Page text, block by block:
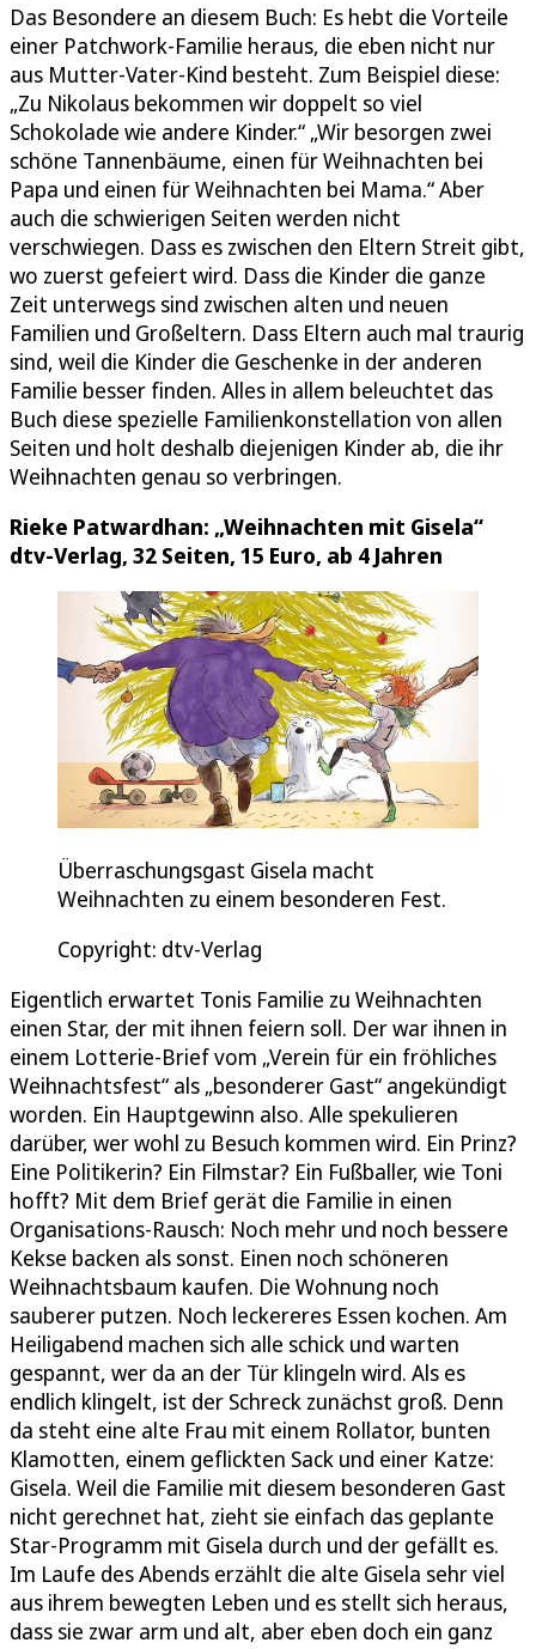
Das Besondere an diesem Buch: Es hebt die Vorteile
einer Patchwork-Familie heraus, die eben nicht nur
aus Mutter-Vater-Kind besteht. Zum Beispiel diese:
„Zu Nikolaus bekommen wir doppelt so viel
Schokolade wie andere Kinder.“ „Wir besorgen zwei
schöne Tannenbäume, einen für Weihnachten bei
Papa und einen für Weihnachten bei Mama.“ Aber
auch die schwierigen Seiten werden nicht
verschwiegen. Dass es zwischen den Eltern Streit gibt,
wo zuerst gefeiert wird. Dass die Kinder die ganze
Zeit unterwegs sind zwischen alten und neuen
Familien und Großeltern. Dass Eltern auch mal traurig
sind, weil die Kinder die Geschenke in der anderen
Familie besser finden. Alles in allem beleuchtet das
Buch diese spezielle Familienkonstellation von allen
Seiten und holt deshalb diejenigen Kinder ab, die ihr
Weihnachten genau so verbringen.
Rieke Patwardhan: „Weihnachten mit Gisela“
dtv-Verlag, 32 Seiten, 15 Euro, ab 4 Jahren
Überraschungsgast Gisela macht
Weihnachten zu einem besonderen Fest.
Copyright: dtv-Verlag
Eigentlich erwartet Tonis Familie zu Weihnachten
einen Star, der mit ihnen feiern soll. Der war ihnen in
einem Lotterie-Brief vom „Verein für ein fröhliches
Weihnachtsfest“ als „besonderer Gast“ angekündigt
worden. Ein Hauptgewinn also. Alle spekulieren
darüber, wer wohl zu Besuch kommen wird. Ein Prinz?
Eine Politikerin? Ein Filmstar? Ein Fußballer, wie Toni
hofft? Mit dem Brief gerät die Familie in einen
Organisations-Rausch: Noch mehr und noch bessere
Kekse backen als sonst. Einen noch schöneren
Weihnachtsbaum kaufen. Die Wohnung noch
sauberer putzen. Noch leckereres Essen kochen. Am
Heiligabend machen sich alle schick und warten
gespannt, wer da an der Tür klingeln wird. Als es
endlich klingelt, ist der Schreck zunächst groß. Denn
da steht eine alte Frau mit einem Rollator, bunten
Klamotten, einem geflickten Sack und einer Katze:
Gisela. Weil die Familie mit diesem besonderen Gast
nicht gerechnet hat, zieht sie einfach das geplante
Star-Programm mit Gisela durch und der gefällt es.
Im Laufe des Abends erzählt die alte Gisela sehr viel
aus ihrem bewegten Leben und es stellt sich heraus,
dass sie zwar arm und alt, aber eben doch ein ganz